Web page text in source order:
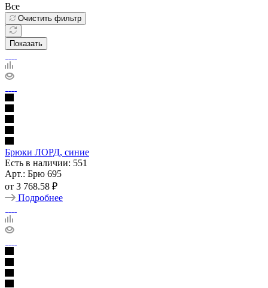
Все
Очистить фильтр
Показать
Брюки ЛОРД, синие
Есть в наличии: 551
Арт.: Брю 695
от 3 768.58 ₽
Подробнее